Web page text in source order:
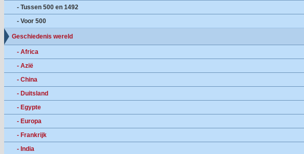
- Tussen 500 en 1492
- Voor 500
Geschiedenis wereld
- Africa
- Azië
- China
- Duitsland
- Egypte
- Europa
- Frankrijk
- India